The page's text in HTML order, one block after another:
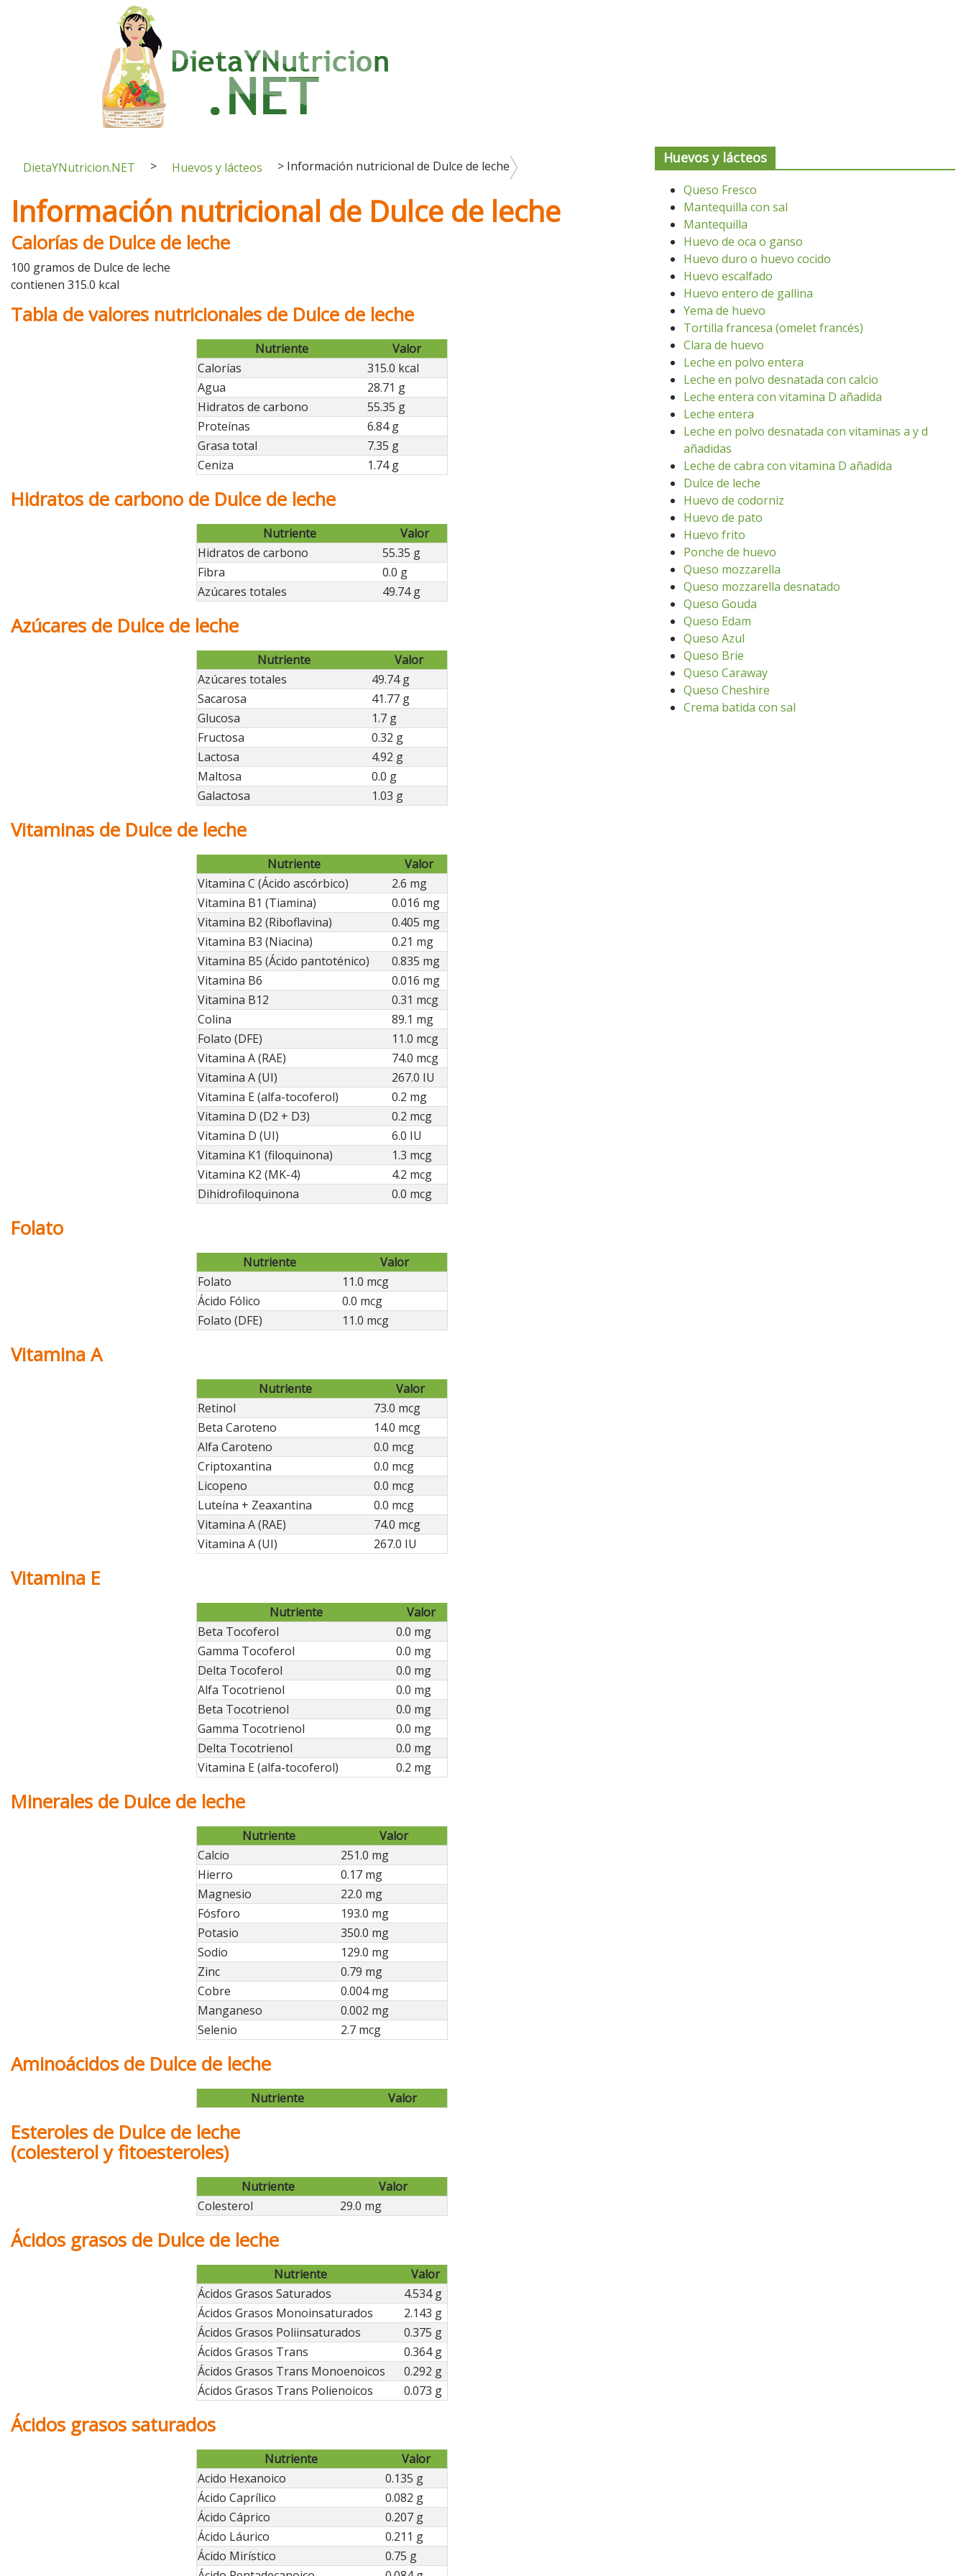
DietaYNutricion.NET > Huevos y lácteos > Información nutricional de Dulce de leche
Información nutricional de Dulce de leche
Calorías de Dulce de leche
100 gramos de Dulce de leche
contienen 315.0 kcal
Tabla de valores nutricionales de Dulce de leche
Nutriente
Valor
Calorías
315.0 kcal
Agua
28.71 g
Hidratos de carbono
55.35 g
Proteínas
6.84 g
Grasa total
7.35 g
Ceniza
1.74 g
Hidratos de carbono de Dulce de leche
Nutriente
Valor
Hidratos de carbono
55.35 g
Fibra
0.0 g
Azúcares totales
49.74 g
Azúcares de Dulce de leche
Nutriente
Valor
Azúcares totales
49.74 g
Sacarosa
41.77 g
Glucosa
1.7 g
Fructosa
0.32 g
Lactosa
4.92 g
Maltosa
0.0 g
Galactosa
1.03 g
Vitaminas de Dulce de leche
Nutriente
Valor
Vitamina C (Ácido ascórbico)
2.6 mg
Vitamina B1 (Tiamina)
0.016 mg
Vitamina B2 (Riboflavina)
0.405 mg
Vitamina B3 (Niacina)
0.21 mg
Vitamina B5 (Ácido pantoténico)
0.835 mg
Vitamina B6
0.016 mg
Vitamina B12
0.31 mcg
Colina
89.1 mg
Folato (DFE)
11.0 mcg
Vitamina A (RAE)
74.0 mcg
Vitamina A (UI)
267.0 IU
Vitamina E (alfa-tocoferol)
0.2 mg
Vitamina D (D2 + D3)
0.2 mcg
Vitamina D (UI)
6.0 IU
Vitamina K1 (filoquinona)
1.3 mcg
Vitamina K2 (MK-4)
4.2 mcg
Dihidrofiloquinona
0.0 mcg
Folato
Nutriente
Valor
Folato
11.0 mcg
Ácido Fólico
0.0 mcg
Folato (DFE)
11.0 mcg
Vitamina A
Nutriente
Valor
Retinol
73.0 mcg
Beta Caroteno
14.0 mcg
Alfa Caroteno
0.0 mcg
Criptoxantina
0.0 mcg
Licopeno
0.0 mcg
Luteína + Zeaxantina
0.0 mcg
Vitamina A (RAE)
74.0 mcg
Vitamina A (UI)
267.0 IU
Vitamina E
Nutriente
Valor
Beta Tocoferol
0.0 mg
Gamma Tocoferol
0.0 mg
Delta Tocoferol
0.0 mg
Alfa Tocotrienol
0.0 mg
Beta Tocotrienol
0.0 mg
Gamma Tocotrienol
0.0 mg
Delta Tocotrienol
0.0 mg
Vitamina E (alfa-tocoferol)
0.2 mg
Minerales de Dulce de leche
Nutriente
Valor
Calcio
251.0 mg
Hierro
0.17 mg
Magnesio
22.0 mg
Fósforo
193.0 mg
Potasio
350.0 mg
Sodio
129.0 mg
Zinc
0.79 mg
Cobre
0.004 mg
Manganeso
0.002 mg
Selenio
2.7 mcg
Aminoácidos de Dulce de leche
Nutriente Valor
Esteroles de Dulce de leche
(colesterol y fitoesteroles)
Nutriente
Valor
Colesterol
29.0 mg
Ácidos grasos de Dulce de leche
Nutriente
Valor
Ácidos Grasos Saturados
4.534 g
Ácidos Grasos Monoinsaturados
2.143 g
Ácidos Grasos Poliinsaturados
0.375 g
Ácidos Grasos Trans
0.364 g
Ácidos Grasos Trans Monoenoicos
0.292 g
Ácidos Grasos Trans Polienoicos
0.073 g
Ácidos grasos saturados
Nutriente
Valor
Acido Hexanoico
0.135 g
Ácido Caprílico
0.082 g
Ácido Cáprico
0.207 g
Ácido Láurico
0.211 g
Ácido Mirístico
0.75 g
Huevos y lácteos
Queso Fresco
Mantequilla con sal
Mantequilla
Huevo de oca o ganso
Huevo duro o huevo cocido
Huevo escalfado
Huevo entero de gallina
Yema de huevo
Tortilla francesa (omelet francés)
Clara de huevo
Leche en polvo entera
Leche en polvo desnatada con calcio
Leche entera con vitamina D añadida
Leche entera
Leche en polvo desnatada con vitaminas a y d
añadidas
Leche de cabra con vitamina D añadida
Dulce de leche
Huevo de codorniz
Huevo de pato
Huevo frito
Ponche de huevo
Queso mozzarella
Queso mozzarella desnatado
Queso Gouda
Queso Edam
Queso Azul
Queso Brie
Queso Caraway
Queso Cheshire
Crema batida con sal